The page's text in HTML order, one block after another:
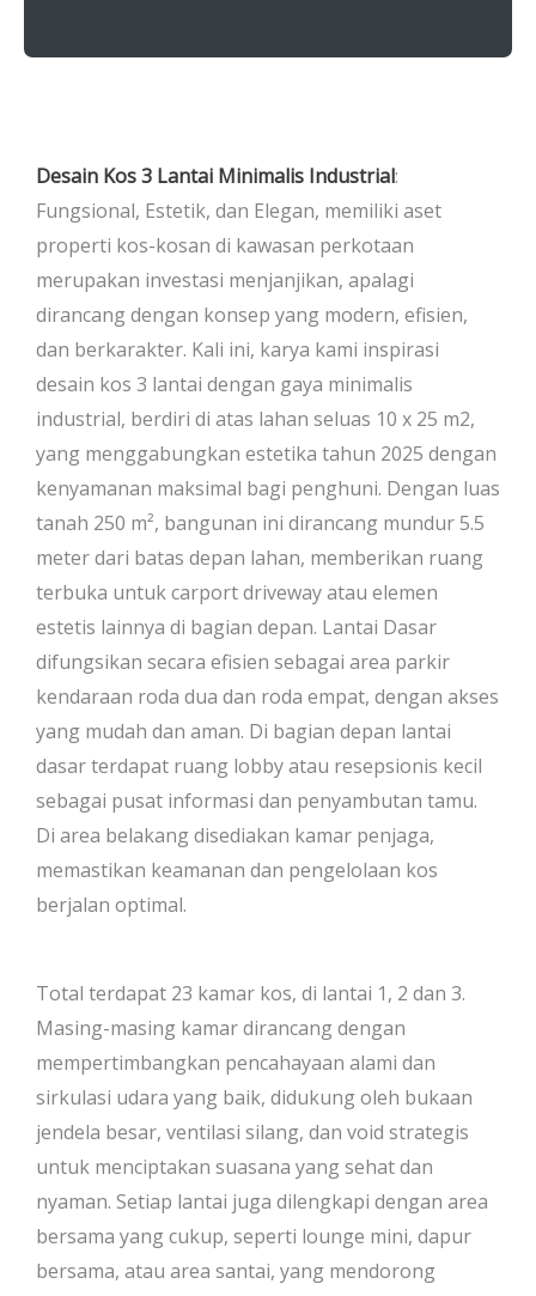
Desain Kos 3 Lantai Minimalis Industrial:
Fungsional, Estetik, dan Elegan, memiliki aset
properti kos-kosan di kawasan perkotaan
merupakan investasi menjanjikan, apalagi
dirancang dengan konsep yang modern, efisien,
dan berkarakter. Kali ini, karya kami inspirasi
desain kos 3 lantai dengan gaya minimalis
industrial, berdiri di atas lahan seluas 10 x 25 m2,
yang menggabungkan estetika tahun 2025 dengan
kenyamanan maksimal bagi penghuni. Dengan luas
tanah 250 m², bangunan ini dirancang mundur 5.5
meter dari batas depan lahan, memberikan ruang
terbuka untuk carport driveway atau elemen
estetis lainnya di bagian depan. Lantai Dasar
difungsikan secara efisien sebagai area parkir
kendaraan roda dua dan roda empat, dengan akses
yang mudah dan aman. Di bagian depan lantai
dasar terdapat ruang lobby atau resepsionis kecil
sebagai pusat informasi dan penyambutan tamu.
Di area belakang disediakan kamar penjaga,
memastikan keamanan dan pengelolaan kos
berjalan optimal.
Total terdapat 23 kamar kos, di lantai 1, 2 dan 3.
Masing-masing kamar dirancang dengan
mempertimbangkan pencahayaan alami dan
sirkulasi udara yang baik, didukung oleh bukaan
jendela besar, ventilasi silang, dan void strategis
untuk menciptakan suasana yang sehat dan
nyaman. Setiap lantai juga dilengkapi dengan area
bersama yang cukup, seperti lounge mini, dapur
bersama, atau area santai, yang mendorong